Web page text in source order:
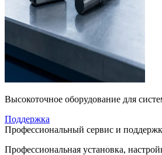
Высокоточное оборудование для
Поддержка
Профессиональный сервис и
Профессиональная установка,